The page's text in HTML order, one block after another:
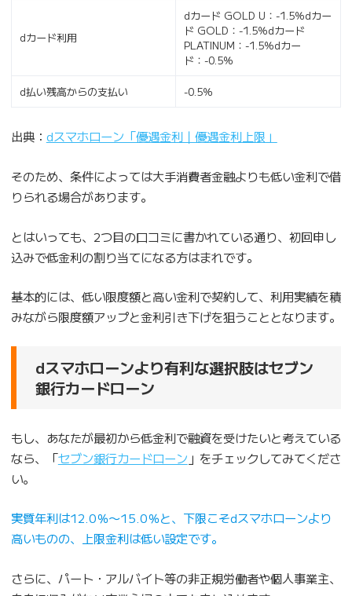
dカード利用
dカード GOLD U：-1.5％dカー
ド GOLD：-1.5％dカード
PLATINUM：-1.5％dカー
ド：-0.5％
d払い残高からの支払い -0.5％
出典： dスマホローン「優遇金利｜優遇金利上限」
そのため、条件によっては大手消費者金融よりも低い金利で借
りられる場合があります。
とはいっても、2つ目の口コミに書かれている通り、初回申し
込みで低金利の割り当てになる方はまれです。
基本的には、低い限度額と高い金利で契約して、利用実績を積
みながら限度額アップと金利引き下げを狙うこととなります。
dスマホローンより有利な選択肢はセブン
銀行カードローン
もし、あなたが最初から低金利で融資を受けたいと考えている
なら、「セブン銀行カードローン 」をチェックしてみてくださ
い。
実質年利は12.0％〜15.0％と、下限こそdスマホローンより
高いものの、上限金利は低い設定です。
さらに、パート・アルバイト等の非正規労働者や個人事業主、